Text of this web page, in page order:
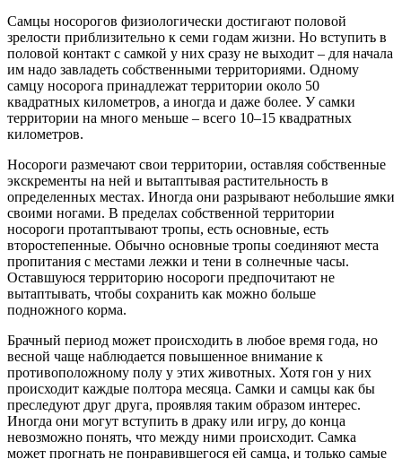
Самцы носорогов физиологически достигают половой
зрелости приблизительно к семи годам жизни. Но вступить в
половой контакт с самкой у них сразу не выходит – для начала
им надо завладеть собственными территориями. Одному
самцу носорога принадлежат территории около 50
квадратных километров, а иногда и даже более. У самки
территории на много меньше – всего 10–15 квадратных
километров.
Носороги размечают свои территории, оставляя собственные
экскременты на ней и вытаптывая растительность в
определенных местах. Иногда они разрывают небольшие ямки
своими ногами. В пределах собственной территории
носороги протаптывают тропы, есть основные, есть
второстепенные. Обычно основные тропы соединяют места
пропитания с местами лежки и тени в солнечные часы.
Оставшуюся территорию носороги предпочитают не
вытаптывать, чтобы сохранить как можно больше
подножного корма.
Брачный период может происходить в любое время года, но
весной чаще наблюдается повышенное внимание к
противоположному полу у этих животных. Хотя гон у них
происходит каждые полтора месяца. Самки и самцы как бы
преследуют друг друга, проявляя таким образом интерес.
Иногда они могут вступить в драку или игру, до конца
невозможно понять, что между ними происходит. Самка
может прогнать не понравившегося ей самца, и только самые